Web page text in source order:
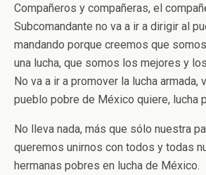
Compañeros y compañeras, el
Subcomandante no va a ir a dirigir al
mandando porque creemos que
una lucha, que somos los mejores y
No va a ir a promover la lucha armada,
pueblo pobre de México quiere, lucha
No lleva nada, más que sólo nuestra
queremos unirnos con todos y todas
hermanas pobres en lucha de México.